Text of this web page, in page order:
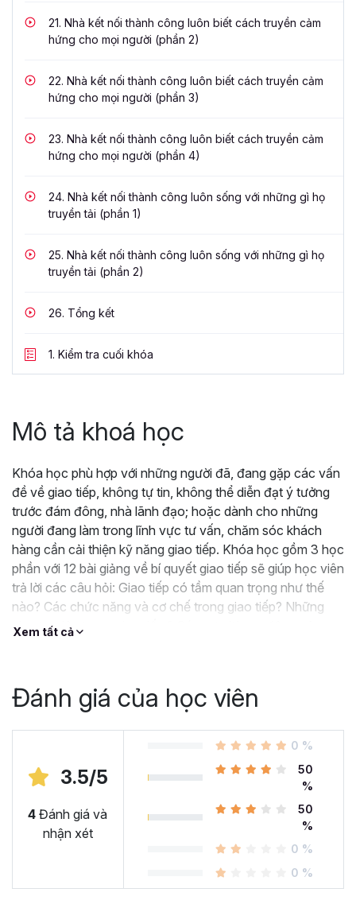
21. Nhà kết nối thành công luôn biết cách truyền cảm
hứng cho mọi người (phần 2)
22. Nhà kết nối thành công luôn biết cách truyền cảm
hứng cho mọi người (phần 3)
23. Nhà kết nối thành công luôn biết cách truyền cảm
hứng cho mọi người (phần 4)
24. Nhà kết nối thành công luôn sống với những gì họ
truyền tải (phần 1)
25. Nhà kết nối thành công luôn sống với những gì họ
truyền tải (phần 2)
26. Tổng kết
1. Kiểm tra cuối khóa
Mô tả khoá học
Khóa học phù hợp với những người đã, đang gặp các vấn
đề về giao tiếp, không tự tin, không thể diễn đạt ý tưởng
trước đám đông, nhà lãnh đạo; hoặc dành cho những
người đang làm trong lĩnh vực tư vấn, chăm sóc khách
hàng cần cải thiện kỹ năng giao tiếp. Khóa học gồm 3 học
phần với 12 bài giảng về bí quyết giao tiếp sẽ giúp học viên
trả lời các câu hỏi: Giao tiếp có tầm quan trọng như thế
nào? Các chức năng và cơ chế trong giao tiếp? Những
phương tiện trong giao tiếp ? Các cơ sở hoạt động của
Xem tất cả
Đánh giá của học viên
3.5/5
4 Đánh giá và
nhận xét
0 %
50
%
50
%
0 %
0 %